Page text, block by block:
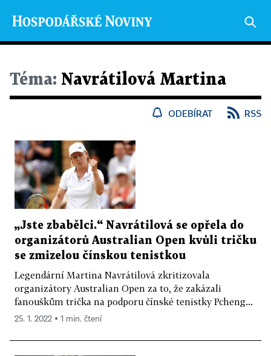
Téma: Navrátilová Martina
ODEBÍRAT RSS
„Jste zbabělci.“ Navrátilová se opřela do
organizátorů Australian Open kvůli tričku
se zmizelou čínskou tenistkou
Legendární Martina Navrátilová zkritizovala
organizátory Australian Open za to, že zakázali
fanouškům trička na podporu čínské tenistky Pcheng...
25. 1. 2022 ▪ 1 min. čtení